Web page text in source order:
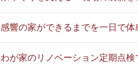
感響の家ができるまでを一日で体
わが家のリノベーション定期点